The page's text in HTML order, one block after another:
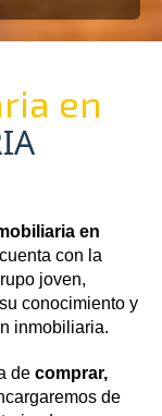
en
en
con la
joven,
conocimiento y
inmobiliaria.
de comprar,
de